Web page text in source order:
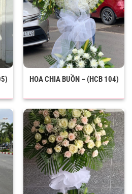
HOA CHIA BUỒN – (HCB 104)